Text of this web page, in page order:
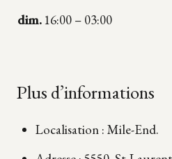
dim.16:00– 03:00
Plus d’informations
Localisation : Mile-End.